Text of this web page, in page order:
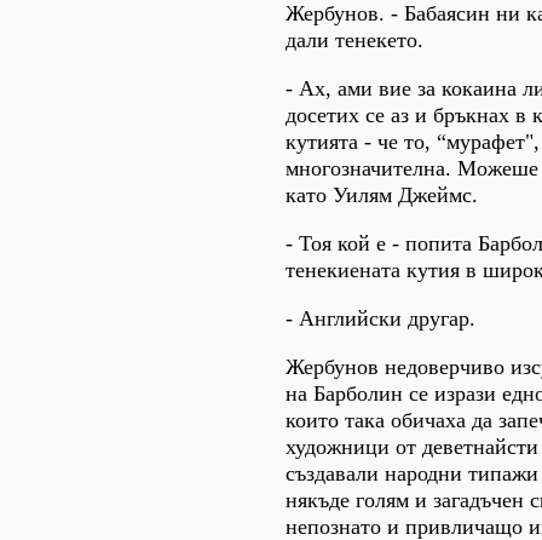
Жербунов. - Бабаясин ни
дали тенекето.
- Ах, ами вие за кокаина
досетих се аз и бръкнах в
кутията - че то,
многозначителна. Можеше
като Уилям Джеймс.
- Тоя кой е - попита
тенекиената кутия в
- Английски другар.
Жербунов недоверчиво
на Барболин се изрази
които така обичаха да
художници от деветнайсти
създавали народни
някъде голям и загадъчен
непознато и привличащо